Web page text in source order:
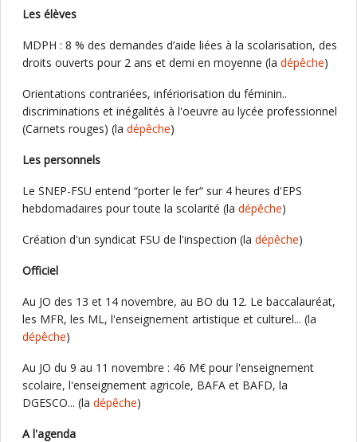
Les élèves
MDPH : 8 % des demandes d’aide liées à la scolarisation, des
droits ouverts pour 2 ans et demi en moyenne (la dépêche)
Orientations contrariées, infériorisation du féminin..
discriminations et inégalités à l'oeuvre au lycée professionnel
(Carnets rouges) (la dépêche)
Les personnels
Le SNEP-FSU entend “porter le fer“ sur 4 heures d'EPS
hebdomadaires pour toute la scolarité (la dépêche)
Création d'un syndicat FSU de l'inspection (la dépêche)
Officiel
Au JO des 13 et 14 novembre, au BO du 12. Le baccalauréat,
les MFR, les ML, l'enseignement artistique et culturel... (la
dépêche)
Au JO du 9 au 11 novembre : 46 M€ pour l'enseignement
scolaire, l'enseignement agricole, BAFA et BAFD, la
DGESCO... (la dépêche)
A l'agenda